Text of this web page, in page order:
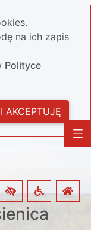
na ich zapis
Polityce
AKCEPTUJĘ